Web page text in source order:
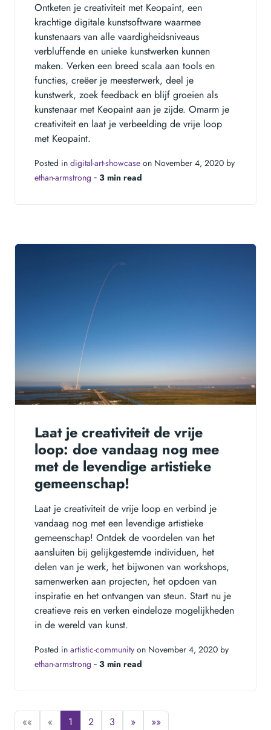
Ontketen je creativiteit met Keopaint, een
krachtige digitale kunstsoftware waarmee
kunstenaars van alle vaardigheidsniveaus
verbluffende en unieke kunstwerken kunnen
maken. Verken een breed scala aan tools en
functies, creëer je meesterwerk, deel je
kunstwerk, zoek feedback en blijf groeien als
kunstenaar met Keopaint aan je zijde. Omarm je
creativiteit en laat je verbeelding de vrije loop
met Keopaint.
Posted in digital-art-showcase on November 4, 2020 by
ethan-armstrong ‐ 3 min read
Laat je creativiteit de vrije
loop: doe vandaag nog mee
met de levendige artistieke
gemeenschap!
Laat je creativiteit de vrije loop en verbind je
vandaag nog met een levendige artistieke
gemeenschap! Ontdek de voordelen van het
aansluiten bij gelijkgestemde individuen, het
delen van je werk, het bijwonen van workshops,
samenwerken aan projecten, het opdoen van
inspiratie en het ontvangen van steun. Start nu je
creatieve reis en verken eindeloze mogelijkheden
in de wereld van kunst.
Posted in artistic-community on November 4, 2020 by
ethan-armstrong ‐ 3 min read
«« « 1 2 3 » »»